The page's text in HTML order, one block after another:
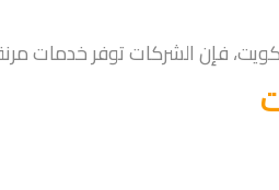
فإن الشركات توفر خدمات